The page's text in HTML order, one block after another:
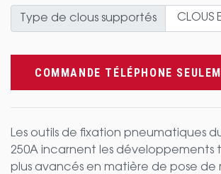
Type de clous supportés
COMMANDE TÉLÉPHONE
Les outils de fixation pneumatiques
250A incarnent les développements
plus avancés en matière de pose de